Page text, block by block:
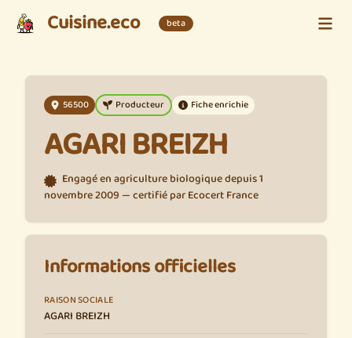
Cuisine.eco beta
56500 Producteur Fiche enrichie
AGARI BREIZH
Engagé en agriculture biologique depuis 1
novembre 2009 — certifié par Ecocert France
Informations officielles
RAISON SOCIALE
AGARI BREIZH